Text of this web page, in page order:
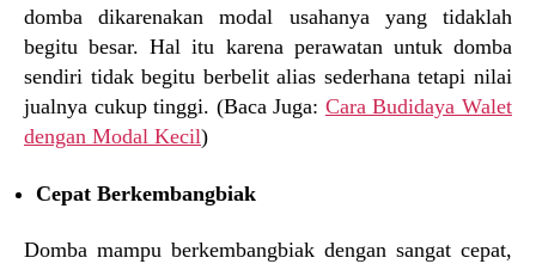
domba dikarenakan modal usahanya yang tidaklah
begitu besar. Hal itu karena perawatan untuk domba
sendiri tidak begitu berbelit alias sederhana tetapi nilai
jualnya cukup tinggi. (Baca Juga: Cara Budidaya Walet
dengan Modal Kecil)
Cepat Berkembangbiak
Domba mampu berkembangbiak dengan sangat cepat,